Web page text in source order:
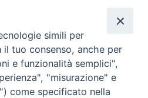
simili per
tuo consenso, anche per
e funzionalità semplici",
"misurazione" e
come specificato nella